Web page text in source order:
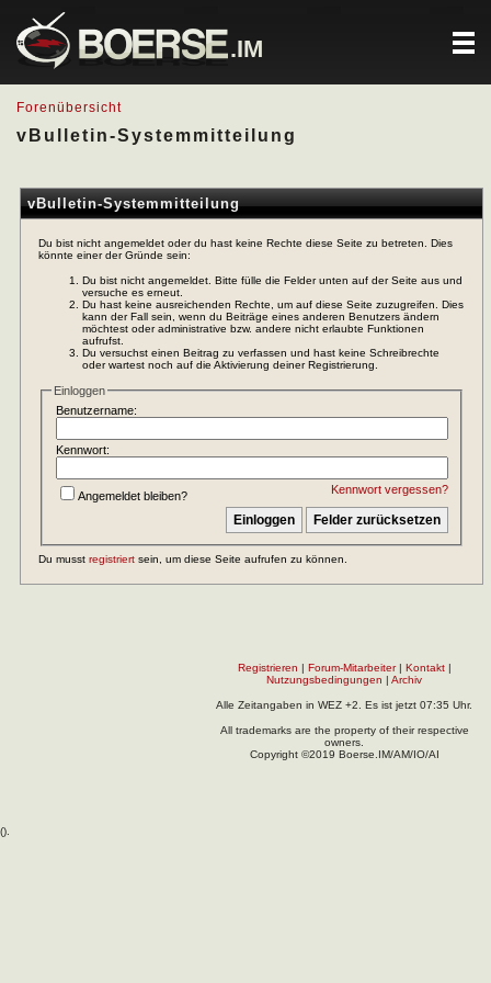
.IM
Forenübersicht
vBulletin-Systemmitteilung
vBulletin-Systemmitteilung
Du bist nicht angemeldet oder du hast keine Rechte diese Seite zu betreten. Dies
könnte einer der Gründe sein:
Du bist nicht angemeldet. Bitte fülle die Felder unten auf der Seite aus und
versuche es erneut.
Du hast keine ausreichenden Rechte, um auf diese Seite zuzugreifen. Dies
kann der Fall sein, wenn du Beiträge eines anderen Benutzers ändern
möchtest oder administrative bzw. andere nicht erlaubte Funktionen
aufrufst.
Du versuchst einen Beitrag zu verfassen und hast keine Schreibrechte
oder wartest noch auf die Aktivierung deiner Registrierung.
Einloggen
Benutzername:
Kennwort:
Kennwort vergessen?
Angemeldet bleiben?
Du musst registriert sein, um diese Seite aufrufen zu können.
Registrieren | Forum-Mitarbeiter| Kontakt|
Nutzungsbedingungen | Archiv
Alle Zeitangaben in WEZ +2. Es ist jetzt 07:35 Uhr.
All trademarks are the property of their respective
owners.
Copyright ©2019 Boerse.IM/AM/IO/AI
().